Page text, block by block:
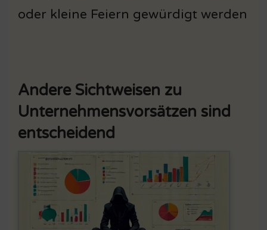
oder kleine Feiern gewürdigt werden
Andere Sichtweisen zu
Unternehmensvorsätzen sind
entscheidend